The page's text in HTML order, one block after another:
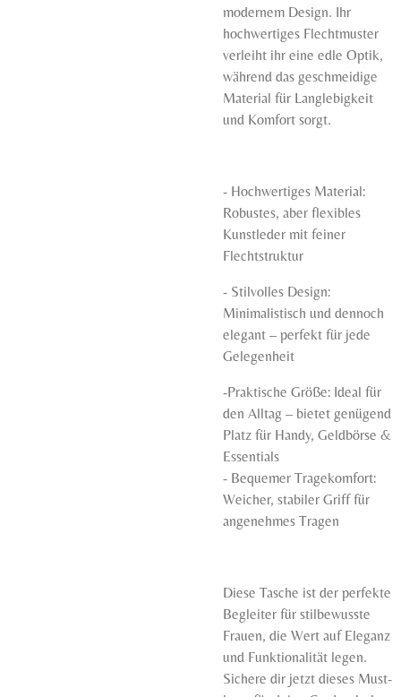
modernem Design. Ihr
hochwertiges Flechtmuster
verleiht ihr eine edle Optik,
während das geschmeidige
Material für Langlebigkeit
und Komfort sorgt.
- Hochwertiges Material:
Robustes, aber flexibles
Kunstleder mit feiner
Flechtstruktur
- Stilvolles Design:
Minimalistisch und dennoch
elegant – perfekt für jede
Gelegenheit
-Praktische Größe: Ideal für
den Alltag – bietet genügend
Platz für Handy, Geldbörse &
Essentials
- Bequemer Tragekomfort:
Weicher, stabiler Griff für
angenehmes Tragen
Diese Tasche ist der perfekte
Begleiter für stilbewusste
Frauen, die Wert auf Eleganz
und Funktionalität legen.
Sichere dir jetzt dieses Must-